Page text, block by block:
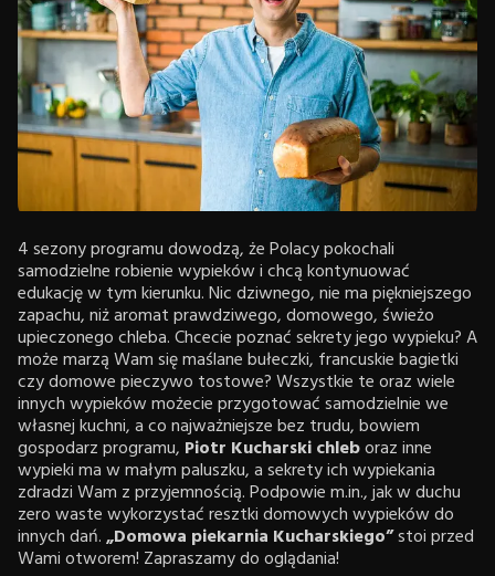
4 sezony programu dowodzą, że Polacy pokochali
samodzielne robienie wypieków i chcą kontynuować
edukację w tym kierunku. Nic dziwnego, nie ma piękniejszego
zapachu, niż aromat prawdziwego, domowego, świeżo
upieczonego chleba. Chcecie poznać sekrety jego wypieku? A
może marzą Wam się maślane bułeczki, francuskie bagietki
czy domowe pieczywo tostowe? Wszystkie te oraz wiele
innych wypieków możecie przygotować samodzielnie we
własnej kuchni, a co najważniejsze bez trudu, bowiem
gospodarz programu, Piotr Kucharski chleboraz inne
wypieki ma w małym paluszku, a sekrety ich wypiekania
zdradzi Wam z przyjemnością. Podpowie m.in., jak w duchu
zero waste wykorzystać resztki domowych wypieków do
innych dań.„Domowa piekarnia Kucharskiego”stoi przed
Wami otworem! Zapraszamy do oglądania!